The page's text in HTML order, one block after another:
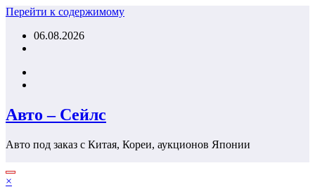
Перейти к содержимому
06.08.2026
Авто – Сейлс
Авто под заказ с Китая, Кореи, аукционов Японии
×